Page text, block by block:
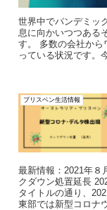
世界中でパンデミッ
息に向かいつつある
す。 多数の会社から
っている状況です。
ブリスベン生活情報
最新情報：2021年８
クダウン処置延長
タイトルの通り、
東部では新型コロナ